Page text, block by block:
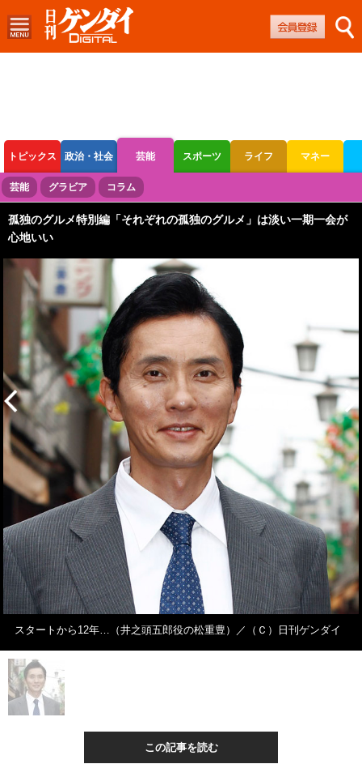
トピックス 政治・社会 芸能 スポーツ ライフ マネー
ボートレース 競輪 オートレース
芸能 グラビア コラム
孤独のグルメ特別編「それぞれの孤独のグルメ」は淡い一期一会が
心地いい
スタートから12年…（井之頭五郎役の松重豊）／（Ｃ）日刊ゲンダイ
この記事を読む